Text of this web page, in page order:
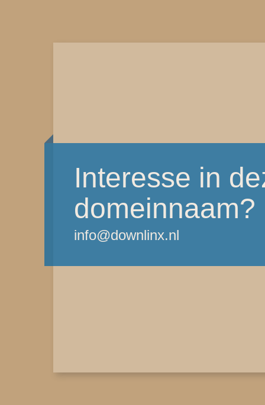
Interesse in
domeinnaam?
info@downlinx.nl